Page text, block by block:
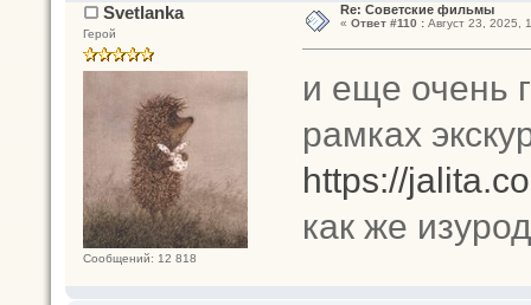
Svetlanka
Герой
Сообщений: 12 818
Re: Советские фильмы
« Ответ #110 :Август 23, 2025,
и еще очень
рамках
https://
как же